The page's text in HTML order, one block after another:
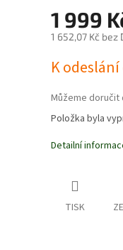
1 999
1 652,07 Kč bez
cena:
K
Můžeme doručit
Položka byla
Detailní
TISK